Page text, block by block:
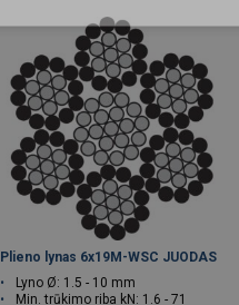
Plieno lynas 6x19M-WSC JUODAS
Lyno Ø: 1.5 - 10 mm
Min. trūkimo riba kN: 1.6 - 71